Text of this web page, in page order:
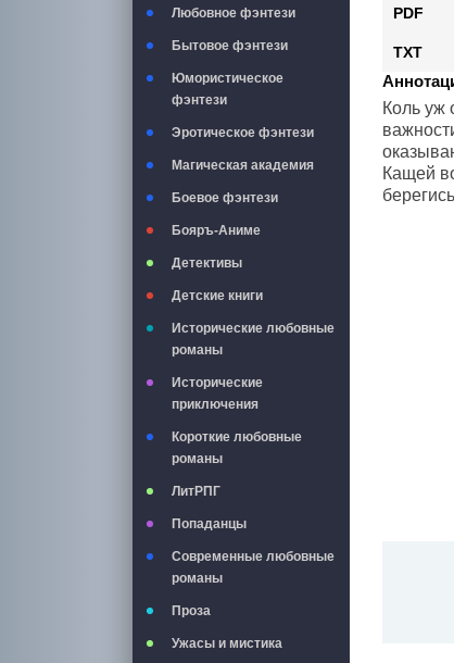
Любовное фэнтези
Бытовое фэнтези
Юмористическое
фэнтези
Эротическое фэнтези
Магическая академия
Боевое фэнтези
Бояръ-Аниме
Детективы
Детские книги
Исторические любовные
романы
Исторические
приключения
Короткие любовные
романы
ЛитРПГ
Попаданцы
Современные любовные
романы
Проза
Ужасы и мистика
PDF
TXT
Коль уж
Кащей